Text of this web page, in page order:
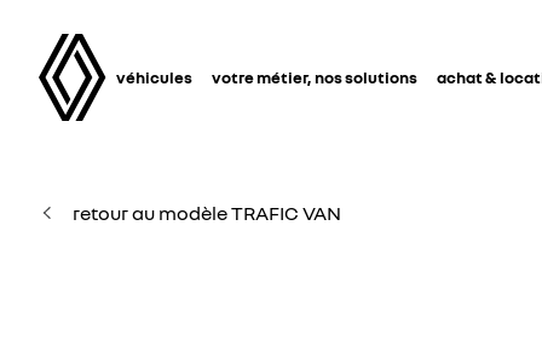
véhicules votre métier, nos solutions achat &
retour au modèle TRAFIC VAN